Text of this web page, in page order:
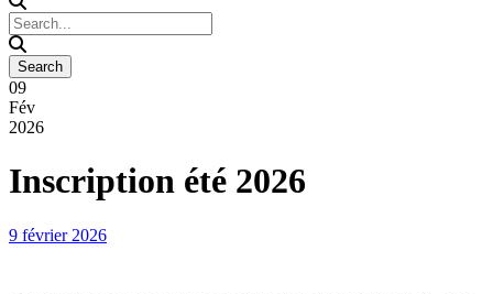
09
Fév
2026
Inscription été 2026
9 février 2026